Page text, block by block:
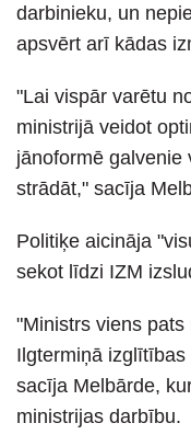
darbinieku, un
apsvērt arī kādas
"Lai vispār varētu
ministrijā veidot
jānoformē galvenie
strādāt," sacīja
Politiķe aicināja
sekot līdzi IZM
"Ministrs viens
Ilgtermiņā
sacīja Melbārde,
ministrijas darbību.